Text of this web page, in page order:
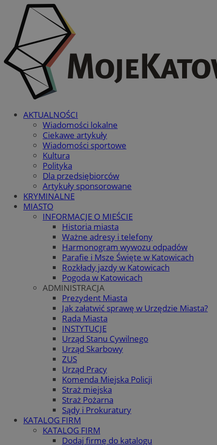
AKTUALNOŚCI
Wiadomości lokalne
Ciekawe artykuły
Wiadomości sportowe
Kultura
Polityka
Dla przedsiębiorców
Artykuły sponsorowane
KRYMINALNE
MIASTO
INFORMACJE O MIEŚCIE
Historia miasta
Ważne adresy i telefony
Harmonogram wywozu odpadów
Parafie i Msze Święte w Katowicach
Rozkłady jazdy w Katowicach
Pogoda w Katowicach
ADMINISTRACJA
Prezydent Miasta
Jak załatwić sprawę w Urzędzie Miasta?
Rada Miasta
INSTYTUCJE
Urząd Stanu Cywilnego
Urząd Skarbowy
ZUS
Urząd Pracy
Komenda Miejska Policji
Straż miejska
Straż Pożarna
Sądy i Prokuratury
KATALOG FIRM
KATALOG FIRM
Dodaj firmę do katalogu